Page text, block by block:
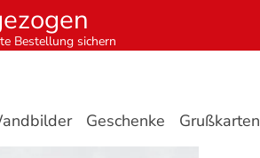
Bestellung sichern
Geschenke Grußkarten